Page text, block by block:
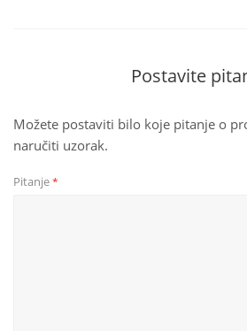
Postavite
Možete postaviti bilo koje pitanje o
naručiti uzorak.
Pitanje*